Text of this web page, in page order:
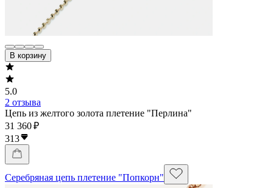
В корзину
5.0
2 отзыва
Цепь из желтого золота плетение "Перлина"
31 360 ₽
313
Серебряная цепь плетение "Попкорн"